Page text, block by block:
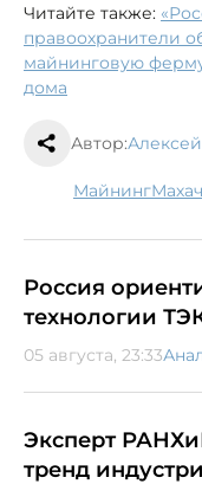
Читайте также:
правоохранители
майнинговую
дома
Автор:
майнинг
Россия
технологии
05 августа, 23:33
Эксперт
тренд